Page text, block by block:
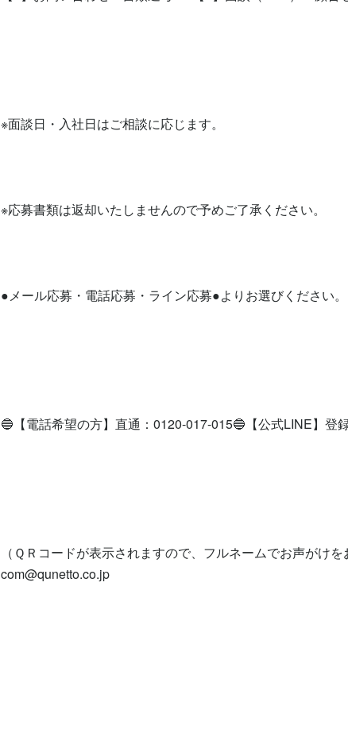
※面談日・入社日はご相談に応じます。
※応募書類は返却いたしませんので予めご了承ください。
●メール応募・電話応募・ライン応募●よりお選びください。
🔵【電話希望の方】直通：0120-017-015🔵【公式LINE】登
（ＱＲコードが表示されますので、フルネームでお声がけ
com@qunetto.co.jp